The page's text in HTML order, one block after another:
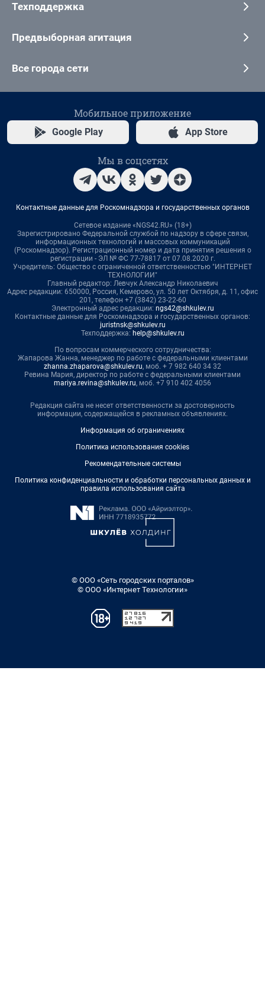
Техподдержка
Предвыборная агитация
Все города сети
Мобильное приложение
Google Play App Store
Мы в соцсетях
Контактные данные для Роскомнадзора и государственных органов
Сетевое издание «NGS42.RU» (18+)
Зарегистрировано Федеральной службой по надзору в сфере связи,
информационных технологий и массовых коммуникаций
(Роскомнадзор). Регистрационный номер и дата принятия решения о
регистрации - ЭЛ № ФС 77-78817 от 07.08.2020 г.
Учредитель: Общество с ограниченной ответственностью "ИНТЕРНЕТ
ТЕХНОЛОГИИ"
Главный редактор: Левчук Александр Николаевич
Адрес редакции: 650000, Россия, Кемерово, ул. 50 лет Октября, д. 11, офис
201, телефон +7 (3842) 23-22-60
Электронный адрес редакции: ngs42@shkulev.ru
Контактные данные для Роскомнадзора и государственных органов:
juristnsk@shkulev.ru
Техподдержка: help@shkulev.ru
По вопросам коммерческого сотрудничества:
Жапарова Жанна, менеджер по работе с федеральными клиентами
zhanna.zhaparova@shkulev.ru, моб. + 7 982 640 34 32
Ревина Мария, директор по работе с федеральными клиентами
mariya.revina@shkulev.ru, моб. +7 910 402 4056
Редакция сайта не несет ответственности за достоверность
информации, содержащейся в рекламных объявлениях.
Информация об ограничениях
Политика использования cookies
Рекомендательные системы
Политика конфиденциальности и обработки персональных данных и
правила использования сайта
© ООО «Сеть городских порталов»
© ООО «Интернет Технологии»